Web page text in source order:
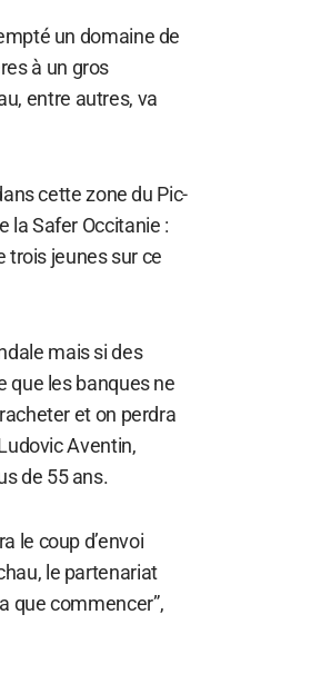
un domaine de
à un gros
entre autres, va
cette zone du Pic-
la Safer Occitanie :
trois jeunes sur ce
mais si des
que les banques ne
et on perdra
Aventin,
de 55 ans.
le coup d’envoi
le partenariat
que commencer”,